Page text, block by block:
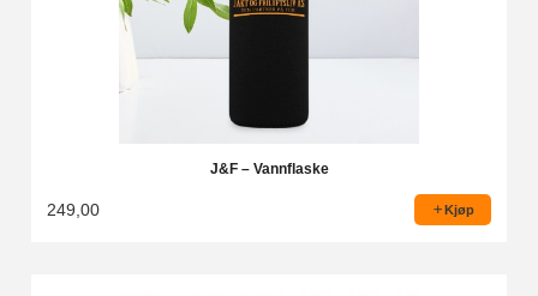
J&F – Vannflaske
249,00 Kjøp